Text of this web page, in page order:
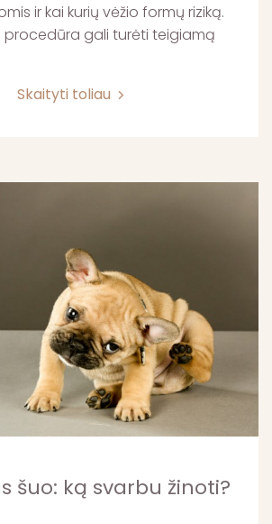
ir kai kurių vėžio formų riziką.
procedūra gali turėti teigiamą
Skaityti toliau
šuo: ką svarbu žinoti?